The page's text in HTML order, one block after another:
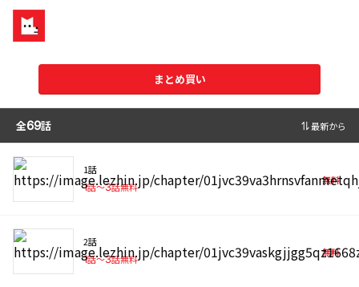
まとめ買い
全69話 最新から
1話
1話〜3話無料
無料
2話
1話〜3話無料
無料